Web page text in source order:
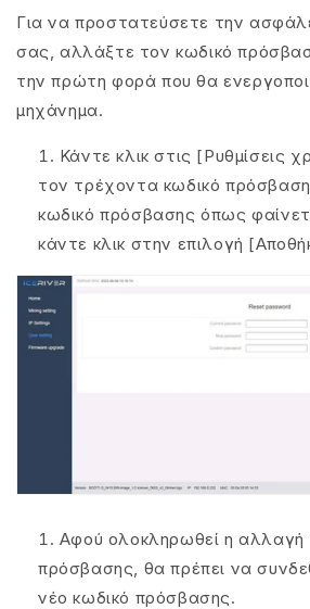
Για να προστατεύσετε την
σας, αλλάξτε τον κωδικό
την πρώτη φορά που θα
μηχάνημα.
Κάντε κλικ στις [Ρυθμίσεις
τον τρέχοντα κωδικό
κωδικό πρόσβασης όπως
κάντε κλικ στην επιλογή
Αφού ολοκληρωθεί η αλλαγή
πρόσβασης, θα πρέπει να
νέο κωδικό πρόσβασης.